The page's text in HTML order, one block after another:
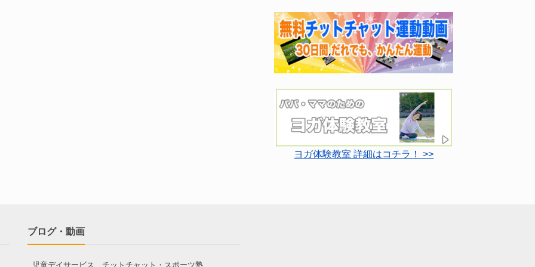
ヨガ体験教室 詳細はコチラ！ >>
ブログ・動画
児童デイサービス チットチャット・スポーツ塾